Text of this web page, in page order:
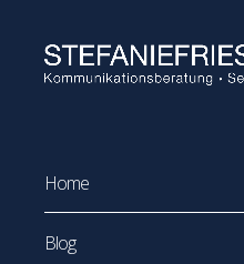
Home
Blog